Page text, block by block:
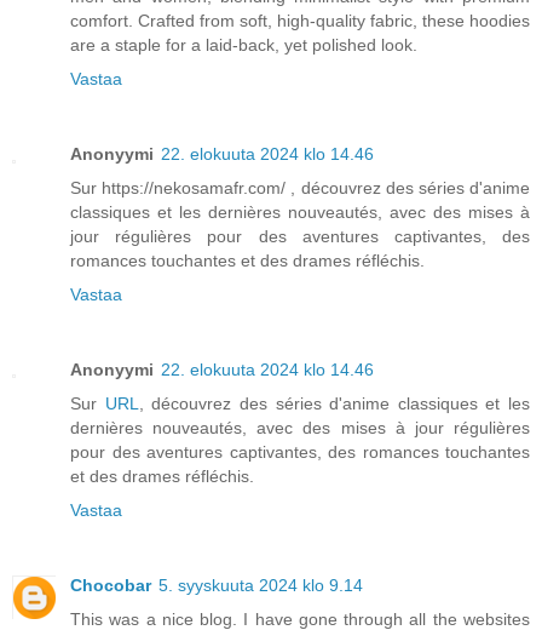
comfort. Crafted from soft, high-quality fabric, these hoodies
are a staple for a laid-back, yet polished look.
Vastaa
Anonyymi 22. elokuuta 2024 klo 14.46
Sur https://nekosamafr.com/ , découvrez des séries d'anime
classiques et les dernières nouveautés, avec des mises à
jour régulières pour des aventures captivantes, des
romances touchantes et des drames réfléchis.
Vastaa
Anonyymi 22. elokuuta 2024 klo 14.46
Sur URL
, découvrez des séries d'anime classiques et les
dernières nouveautés, avec des mises à jour régulières
pour des aventures captivantes, des romances touchantes
et des drames réfléchis.
Vastaa
Chocobar 5. syyskuuta 2024 klo 9.14
This was a nice blog. I have gone through all the websites